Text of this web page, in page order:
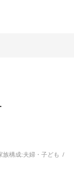
族構成:夫婦・子ども